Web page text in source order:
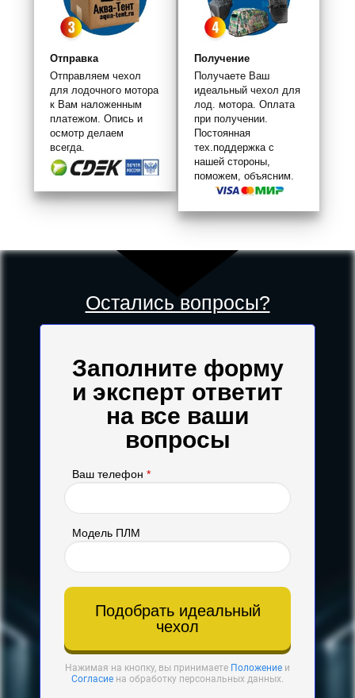
Отправка
Отправляем чехол
для лодочного мотора
к Вам наложенным
платежом. Опись и
осмотр делаем
всегда.
Получение
Получаете Ваш
идеальный чехол для
лод. мотора. Оплата
при получении.
Постоянная
тех.поддержка с
нашей стороны,
поможем, объясним.
Остались вопросы?
Заполните форму
и эксперт ответит
на все ваши
вопросы
Ваш телефон *
Модель ПЛМ
Подобрать идеальный
чехол
Нажимая на кнопку, вы принимаете Положение и
Согласие на обработку персональных данных.